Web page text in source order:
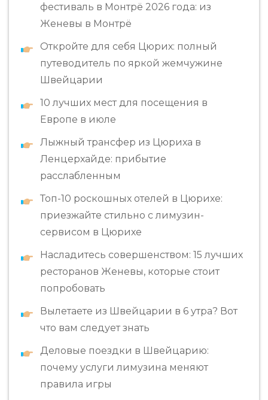
фестиваль в Монтрё 2026 года: из
Женевы в Монтрё
Откройте для себя Цюрих: полный
путеводитель по яркой жемчужине
Швейцарии
10 лучших мест для посещения в
Европе в июле
Лыжный трансфер из Цюриха в
Ленцерхайде: прибытие
расслабленным
Топ-10 роскошных отелей в Цюрихе:
приезжайте стильно с лимузин-
сервисом в Цюрихе
Насладитесь совершенством: 15 лучших
ресторанов Женевы, которые стоит
попробовать
Вылетаете из Швейцарии в 6 утра? Вот
что вам следует знать
Деловые поездки в Швейцарию:
почему услуги лимузина меняют
правила игры